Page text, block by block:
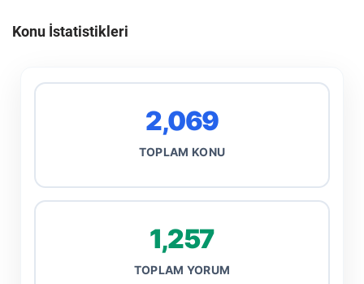
Konu İstatistikleri
2,069
TOPLAM KONU
1,257
TOPLAM YORUM